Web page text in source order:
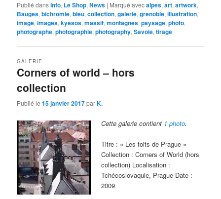
Publié dansInfo, Le Shop,News | Marqué avecalpes,art,artwork,
Bauges,bichromie,bleu,collection,galerie,grenoble,illustration,
image,images,kyesos,massif,montagnes,paysage,photo,
photographe,photographie,photography,Savoie,tirage
Corners of world – hors
collection
GALERIE
Publié le15 janvier 2017parK.
Cette galerie contient 1 photo.
Titre : « Les toits de Prague »
Collection : Corners of World (hors
collection) Localisation :
Tchécoslovaquie, Prague Date :
2009